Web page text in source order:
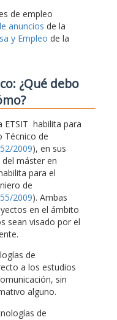
de empleo
anuncios de la
y Empleo de la
¿Qué debo
ETSIT habilita para
Técnico de
2009), en sus
máster en
para el
de
2009). Ambas
en el ámbito
sean visado por el
de
a los estudios
sin
alguno.
de